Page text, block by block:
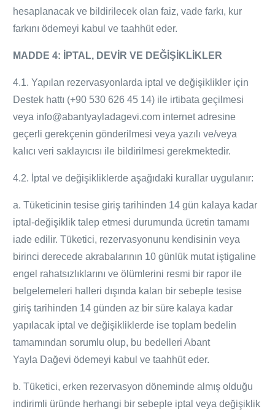
hesaplanacak ve bildirilecek olan faiz, vade farkı, kur
farkını ödemeyi kabul ve taahhüt eder.
MADDE 4: İPTAL, DEVİR VE DEĞİŞİKLİKLER
4.1. Yapılan rezervasyonlarda iptal ve değişiklikler için
Destek hattı (+90 530 626 45 14) ile irtibata geçilmesi
veya info@abantyayladagevi.com internet adresine
geçerli gerekçenin gönderilmesi veya yazılı ve/veya
kalıcı veri saklayıcısı ile bildirilmesi gerekmektedir.
4.2. İptal ve değişikliklerde aşağıdaki kurallar uygulanır:
a. Tüketicinin tesise giriş tarihinden 14 gün kalaya kadar
iptal-değişiklik talep etmesi durumunda ücretin tamamı
iade edilir. Tüketici, rezervasyonunu kendisinin veya
birinci derecede akrabalarının 10 günlük mutat iştigaline
engel rahatsızlıklarını ve ölümlerini resmi bir rapor ile
belgelemeleri halleri dışında kalan bir sebeple tesise
giriş tarihinden 14 günden az bir süre kalaya kadar
yapılacak iptal ve değişikliklerde ise toplam bedelin
tamamından sorumlu olup, bu bedelleri Abant
Yayla Dağevi ödemeyi kabul ve taahhüt eder.
b. Tüketici, erken rezervasyon döneminde almış olduğu
indirimli üründe herhangi bir sebeple iptal veya değişiklik